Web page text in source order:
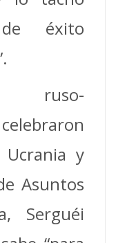
éxito
ruso-
y
Asuntos
Serguéi